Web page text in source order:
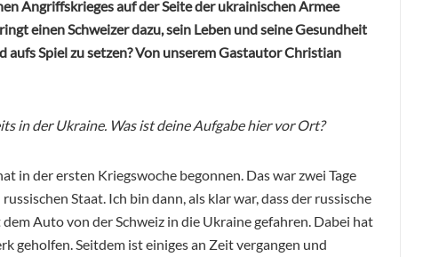
Angriffskrieges auf der Seite der ukrainischen Armee
einen Schweizer dazu, sein Leben und seine Gesundheit
aufs Spiel zu setzen? Von unserem Gastautor Christian
in der Ukraine. Was ist deine Aufgabe hier vor Ort?
in der ersten Kriegswoche begonnen. Das war zwei Tage
Staat. Ich bin dann, als klar war, dass der russische
Auto von der Schweiz in die Ukraine gefahren. Dabei hat
geholfen. Seitdem ist einiges an Zeitvergangen und